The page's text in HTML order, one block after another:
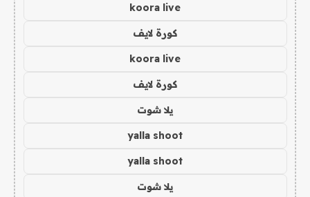
koora live
كورة لايف
koora live
كورة لايف
يلا شوت
yalla shoot
yalla shoot
يلا شوت